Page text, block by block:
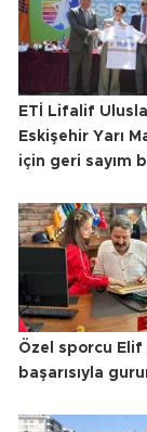
ETİ Lifalif
Eskişehir Yarı
için geri sayım
Özel sporcu Elif
başarısıyla